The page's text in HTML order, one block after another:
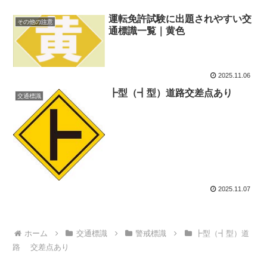
その他の注意
運転免許試験に出題されやすい交
通標識一覧｜黄色
2025.11.06
交通標識 ┣型（┫型）道路交差点あり
2025.11.07
ホーム 交通標識 警戒標識
┣型（┫型）道
路 交差点あり